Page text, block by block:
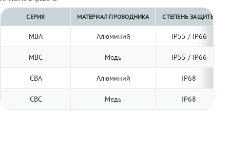
СЕРИЯ МАТЕРИАЛ ПРОВОДНИКА СТЕПЕНЬ ЗАЩИТЫ
МВА Алюминий IP55 / IP66
МВС Медь IP55 / IP66
СВА Алюминий IP68
СВС Медь IP68